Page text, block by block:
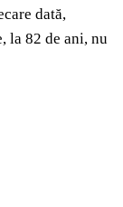
dată,
la 82 de ani, nu